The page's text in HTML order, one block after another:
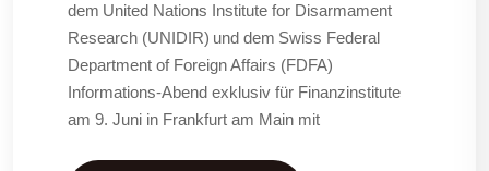
dem United Nations Institute for Disarmament
Research (UNIDIR) und dem Swiss Federal
Department of Foreign Affairs (FDFA)
Informations-Abend exklusiv für Finanzinstitute
am 9. Juni in Frankfurt am Main mit